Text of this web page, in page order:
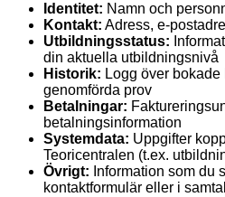
Identitet: Namn och
Kontakt: Adress, e-
Utbildningsstatus:
din aktuella utbildningsnivå
Historik: Logg över
genomförda prov
Betalningar:
betalningsinformation
Systemdata: Uppgifter
Teoricentralen (t.ex.
Övrigt: Information som du
kontaktformulär eller i